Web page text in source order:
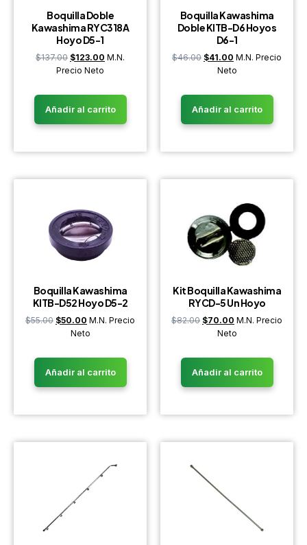
Boquilla Doble
Kawashima RYC318A
Hoyo D5-1
$137.00 $123.00 M.N.
Precio Neto
Añadir al carrito
Boquilla Kawashima
Doble KITB-D6 Hoyos
D6-1
$46.00 $41.00 M.N. Precio
Neto
Añadir al carrito
Boquilla Kawashima
KITB-D52 Hoyo D5-2
$55.00 $50.00 M.N. Precio
Neto
Añadir al carrito
Kit Boquilla Kawashima
RYCD-5 Un Hoyo
$82.00 $70.00 M.N. Precio
Neto
Añadir al carrito